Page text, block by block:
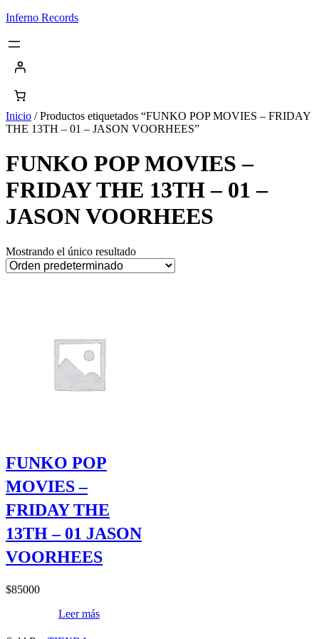
Saltar
contenido
Inferno Records
Inicio / Productos etiquetados “FUNKO POP MOVIES – FRIDAY
THE 13TH – 01 – JASON VOORHEES”
FUNKO POP MOVIES –
FRIDAY THE 13TH – 01 –
JASON VOORHEES
Mostrando el único resultado
FUNKO POP
MOVIES –
FRIDAY THE
13TH – 01 JASON
VOORHEES
$85000
Leer más